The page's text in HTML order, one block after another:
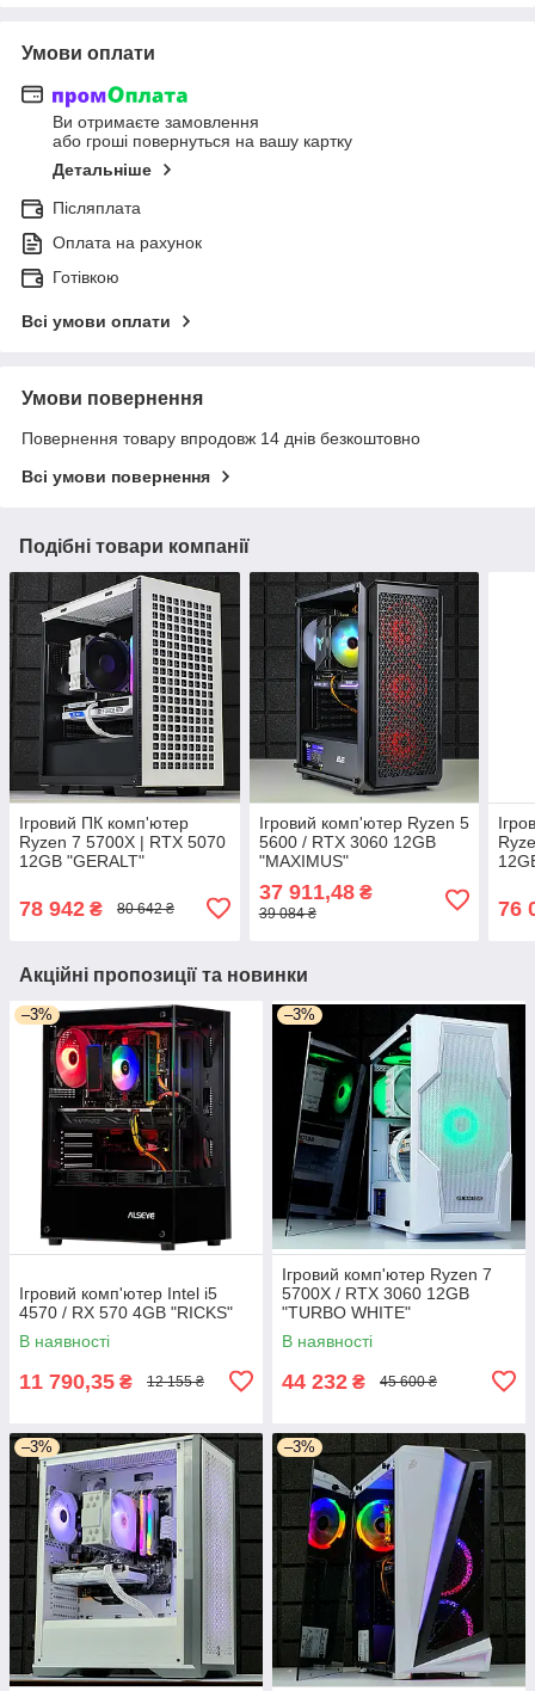
Умови оплати
Ви отримаєте замовлення
або гроші повернуться на вашу картку
Детальніше
Післяплата
Оплата на рахунок
Готівкою
Всі умови оплати
Умови повернення
Повернення товару впродовж 14 днів безкоштовно
Всі умови повернення
Подібні товари компанії
Ігровий ПК комп'ютер
Ryzen 7 5700X | RTX 5070
12GB "GERALT"
78 942 ₴ 80 642 ₴
Ігровий комп'ютер Ryzen 5
5600 / RTX 3060 12GB
"MAXIMUS"
37 911,48₴
39 084 ₴ 76
Акційні пропозиції та новинки
–3%
Ігровий комп'ютер Intel i5
4570 / RX 570 4GB "RICKS"
В наявності
11 790,35 ₴ 12 155 ₴
–3%
Ігровий комп'ютер Ryzen 7
5700X / RTX 3060 12GB
"TURBO WHITE"
В наявності
44 232 ₴ 45 600 ₴
–3% –3%